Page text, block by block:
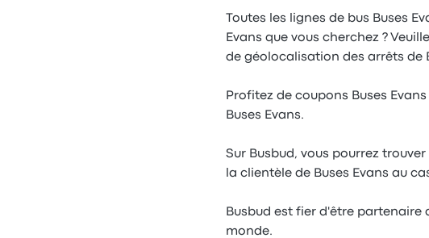
Toutes les lignes de bus Buses
Evans que vous cherchez ?
de géolocalisation des arrêts de
Profitez de coupons Buses
Buses Evans.
Sur Busbud, vous pourrez
la clientèle de Buses Evans au
Busbud est fier d'être partenaire
monde.